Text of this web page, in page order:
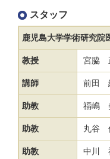
スタッフ
鹿児島大学学術研究院
教授 宮脇
講師 前田
助教 福嶋
助教 丸谷
助教 中川